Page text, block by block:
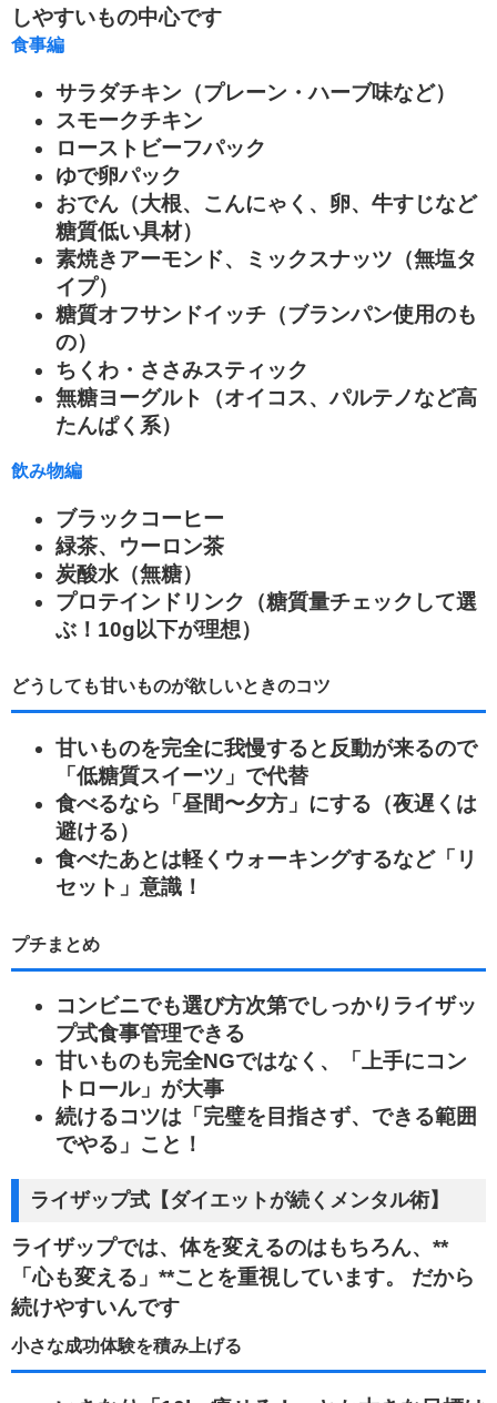
しやすいもの中心です
食事編
サラダチキン（プレーン・ハーブ味など）
スモークチキン
ローストビーフパック
ゆで卵パック
おでん（大根、こんにゃく、卵、牛すじなど
糖質低い具材）
素焼きアーモンド、ミックスナッツ（無塩タ
イプ）
糖質オフサンドイッチ（ブランパン使用のも
の）
ちくわ・ささみスティック
無糖ヨーグルト（オイコス、パルテノなど高
たんぱく系）
飲み物編
ブラックコーヒー
緑茶、ウーロン茶
炭酸水（無糖）
プロテインドリンク（糖質量チェックして選
ぶ！10g以下が理想）
どうしても甘いものが欲しいときのコツ
甘いものを完全に我慢すると反動が来るので
「低糖質スイーツ」で代替
食べるなら「昼間〜夕方」にする（夜遅くは
避ける）
食べたあとは軽くウォーキングするなど「リ
セット」意識！
プチまとめ
コンビニでも選び方次第でしっかりライザッ
プ式食事管理できる
甘いものも完全NGではなく、「上手にコン
トロール」が大事
続けるコツは「完璧を目指さず、できる範囲
でやる」こと！
ライザップ式【ダイエットが続くメンタル術】
ライザップでは、体を変えるのはもちろん、**
「心も変える」**ことを重視しています。 だから
続けやすいんです
小さな成功体験を積み上げる